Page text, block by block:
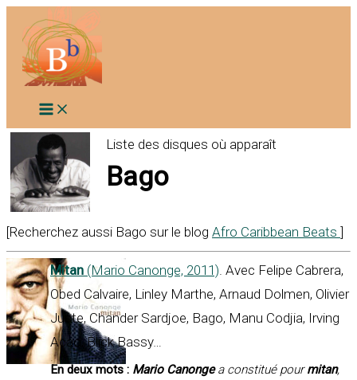
contenu
Liste des disques où apparaît
Bago
[Recherchez aussi Bago sur le blog Afro Caribbean Beats ]
Mitan (Mario Canonge, 2011). Avec Felipe Cabrera,
Obed Calvaire, Linley Marthe, Arnaud Dolmen, Olivier
Juste, Chander Sardjoe, Bago, Manu Codjia, Irving
Acao, Blick Bassy…
En deux mots : Mario Canongea constitué pourmitan,